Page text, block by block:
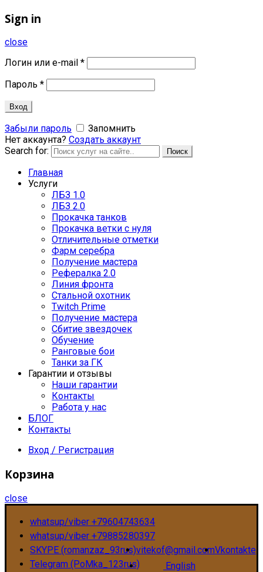
Sign in
close
Логин или e-mail *
Пароль *
Вход
Забыли пароль
Запомнить
Нет аккаунта? Создать аккаунт
Search for:
Поиск
Главная
Услуги
ЛБЗ 1.0
ЛБЗ 2.0
Прокачка танков
Прокачка ветки с нуля
Отличительные отметки
Фарм серебра
Получение мастера
Рефералка 2.0
Линия фронта
Стальной охотник
Twitch Prime
Получение мастера
Сбитие звездочек
Обучение
Ранговые бои
Танки за ГК
Гарантии и отзывы
Наши гарантии
Контакты
Работа у нас
БЛОГ
Контакты
Вход / Регистрация
Корзина
close
whatsup/viber +79604743634
whatsup/viber +79885280397
SKYPE (romanzaz_93rus)vitekof@gmail.comVkontakte
Telegram (PoMka_123rus)
English